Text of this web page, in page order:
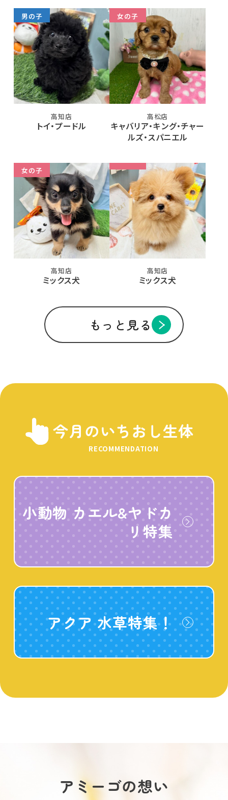
男の子
高知店
トイ・プードル
女の子
高松店
キャバリア・キング・チャー
ルズ・スパニエル
女の子
高知店
ミックス犬
高知店
ミックス犬
もっと見る
今月のいちおし生体
RECOMMENDATION
小動物 カエル&ヤドカ
リ特集
アクア 水草特集！
アミーゴの想い